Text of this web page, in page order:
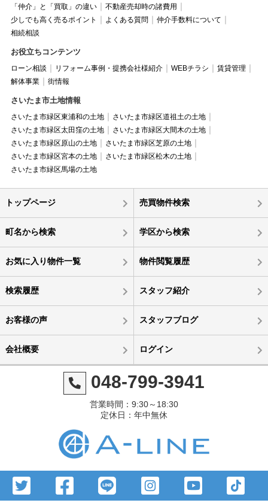
「仲介」と「買取」の違い
不動産売却時の諸費用
少しでも高く売るポイント
よくある質問
仲介手数料について
相続相談
お役立ちコンテンツ
ローン相談 リフォーム事例・提携会社様紹介 WEBチラシ
賃貸管理
解体事業
街情報
さいたま市土地情報
さいたま市緑区東浦和の土地
さいたま市緑区道祖土の土地
さいたま市緑区太田窪の土地
さいたま市緑区大間木の土地
さいたま市緑区原山の土地
さいたま市緑区芝原の土地
さいたま市緑区宮本の土地
さいたま市緑区松木の土地
さいたま市緑区馬場の土地
トップページ 売買物件検索
町名から検索 学区から検索
お気に入り物件一覧 物件閲覧履歴
検索履歴 スタッフ紹介
お客様の声 スタッフブログ
会社概要 ログイン
048-799-3941
営業時間：9:30～18:30
定休日：年中無休